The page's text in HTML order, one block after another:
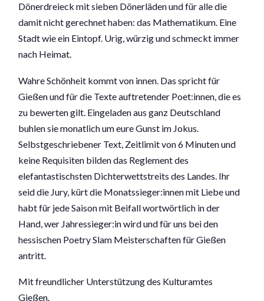
Dönerdreieck mit sieben Dönerläden und für alle die
damit nicht gerechnet haben: das Mathematikum. Eine
Stadt wie ein Eintopf. Urig, würzig und schmeckt immer
nach Heimat.
Wahre Schönheit kommt von innen. Das spricht für
Gießen und für die Texte auftretender Poet:innen, die es
zu bewerten gilt. Eingeladen aus ganz Deutschland
buhlen sie monatlich um eure Gunst im Jokus.
Selbstgeschriebener Text, Zeitlimit von 6 Minuten und
keine Requisiten bilden das Reglement des
elefantastischsten Dichterwettstreits des Landes. Ihr
seid die Jury, kürt die Monatssieger:innen mit Liebe und
habt für jede Saison mit Beifall wortwörtlich in der
Hand, wer Jahressieger:in wird und für uns bei den
hessischen Poetry Slam Meisterschaften für Gießen
antritt.
Mit freundlicher Unterstützung des Kulturamtes
Gießen.